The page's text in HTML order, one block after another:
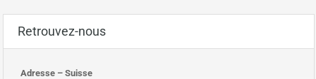
Retrouvez-nous
Adresse – Suisse